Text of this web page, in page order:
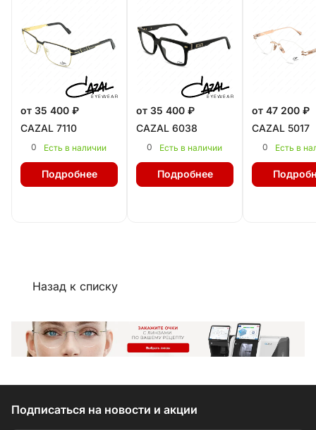
от 35 400 ₽
CAZAL 7110
0 Есть в наличии
Подробнее
от 35 400 ₽
CAZAL 6038
0 Есть в наличии
Подробнее
от 47 200 ₽
CAZAL 5017
0 Есть в
Назад к списку
Подписаться на новости и акции